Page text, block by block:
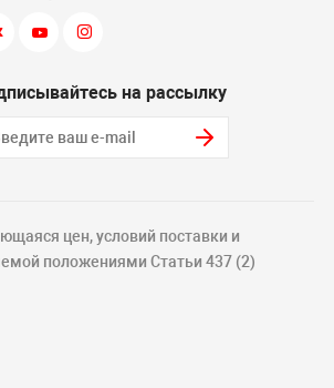
на рассылку
цен, условий поставки и
положениями Статьи 437 (2)